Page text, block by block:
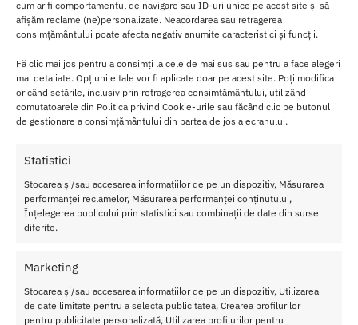
cum ar fi comportamentul de navigare sau ID-uri unice pe acest site și să
afișăm reclame (ne)personalizate. Neacordarea sau retragerea
consimțământului poate afecta negativ anumite caracteristici și funcții.
Fă clic mai jos pentru a consimți la cele de mai sus sau pentru a face alegeri
mai detaliate. Opțiunile tale vor fi aplicate doar pe acest site. Poți modifica
oricând setările, inclusiv prin retragerea consimțământului, utilizând
comutatoarele din Politica privind Cookie-urile sau făcând clic pe butonul
de gestionare a consimțământului din partea de jos a ecranului.
Statistici
Stocarea și/sau accesarea informațiilor de pe un dispozitiv, Măsurarea
performanței reclamelor, Măsurarea performanței conținutului,
Înțelegerea publicului prin statistici sau combinații de date din surse
diferite.
Marketing
Stocarea și/sau accesarea informațiilor de pe un dispozitiv, Utilizarea
de date limitate pentru a selecta publicitatea, Crearea profilurilor
pentru publicitate personalizată, Utilizarea profilurilor pentru
vor sa se bucure mai mult de viata sexuala.
a
r
a